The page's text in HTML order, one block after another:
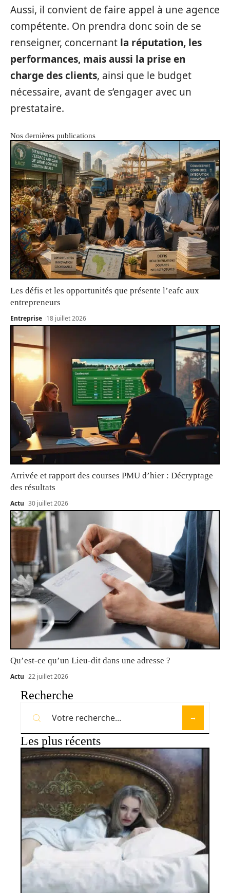
Aussi, il convient de faire appel à une agence
compétente. On prendra donc soin de se
renseigner, concernant la réputation, les
performances, mais aussi la prise en
charge des clients, ainsi que le budget
nécessaire, avant de s’engager avec un
prestataire.
Nos dernières publications
Les défis et les opportunités que présente l’eafc aux
entrepreneurs
Entreprise 18 juillet 2026
Arrivée et rapport des courses PMU d’hier : Décryptage
des résultats
Actu 30 juillet 2026
Qu’est-ce qu’un Lieu-dit dans une adresse ?
Actu 22 juillet 2026
Recherche
Les plus récents